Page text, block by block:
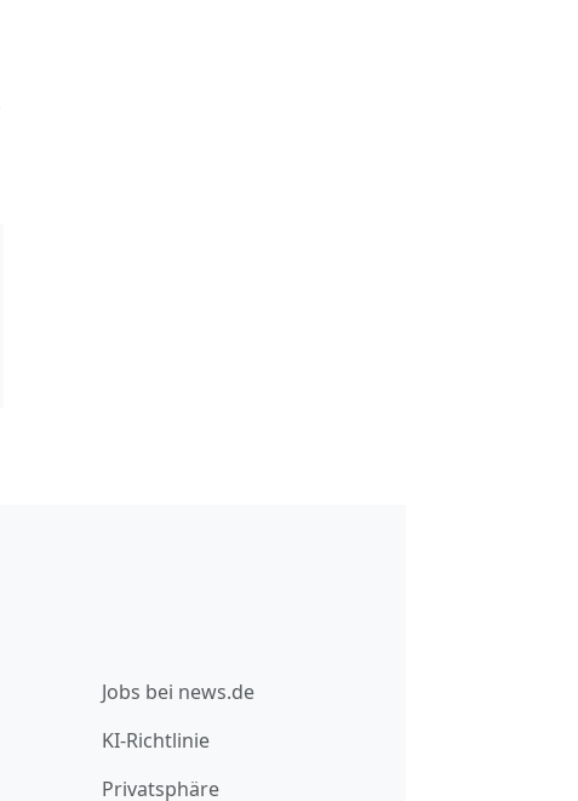
Jobs bei news.de
KI-Richtlinie
Privatsphäre